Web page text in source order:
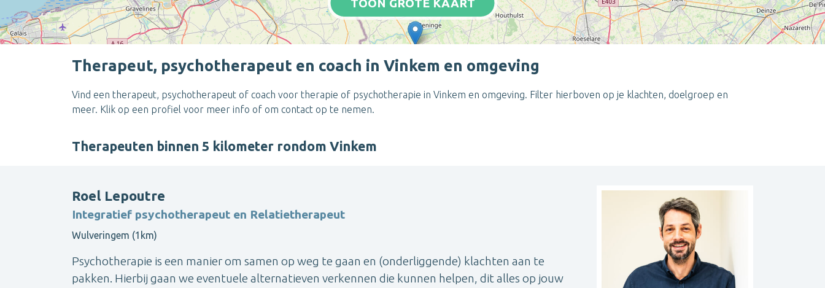
TOON GROTE KAART
Therapeut, psychotherapeut en coach in Vinkem en omgeving
Vind een therapeut, psychotherapeut of coach voor therapie of psychotherapie in Vinkem en omgeving. Filter hierboven op je klachten, doelgroep en
meer. Klik op een profiel voor meer info of om contact op te nemen.
Therapeuten binnen 5 kilometer rondom Vinkem
Roel Lepoutre
Integratief psychotherapeut en Relatietherapeut
Wulveringem (1km)
Psychotherapie is een manier om samen op weg te gaan en (onderliggende) klachten aan te
pakken. Hierbij gaan we eventuele alternatieven verkennen die kunnen helpen, dit alles op jouw